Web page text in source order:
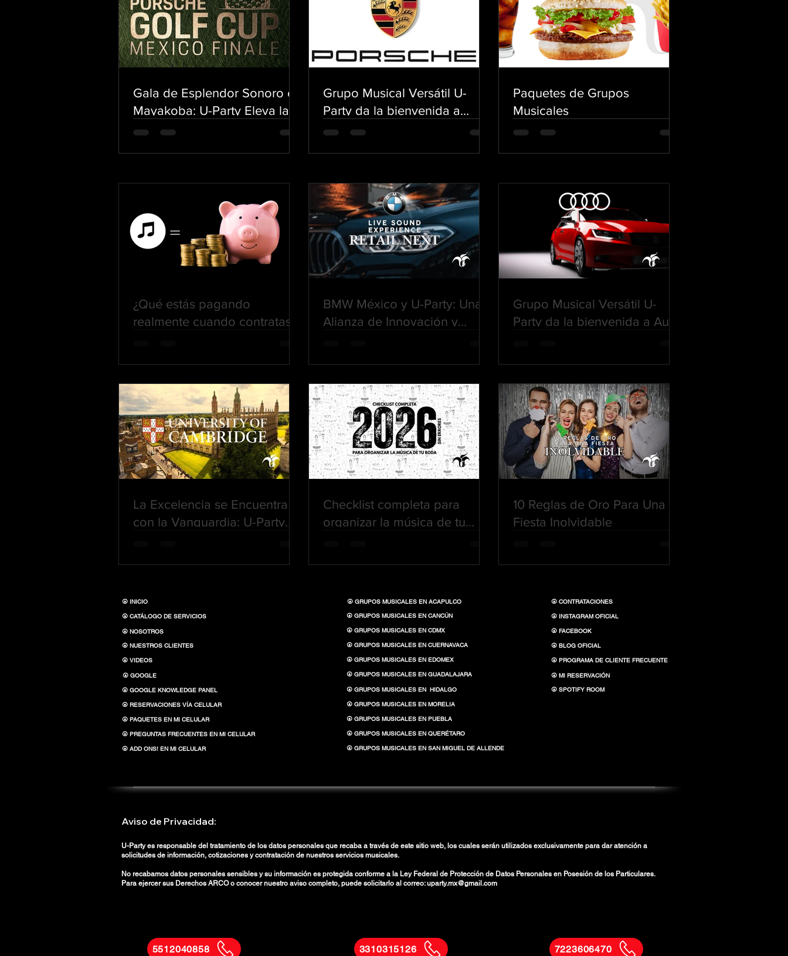
Gala de Esplendor Sonoro en
Mayakoba: U-Party Eleva la
Premiación de la Copa
Grupo Musical Versátil U-
Party da la bienvenida a
Porsche México
Paquetes de Grupos
Musicales
¿Qué estás pagando
realmente cuando contratas
BMW México y U-Party: Una
Alianza de Innovación y
Grupo Musical Versátil U-
Party da la bienvenida a Audi
La Excelencia se Encuentra
con la Vanguardia: U-Party
Checklist completa para
organizar la música de tu
10 Reglas de Oro Para Una
Fiesta Inolvidable
⦿ INICIO
⦿ CATÁLOGO DE SERVICIOS
⦿ NOSOTROS
⦿ NUESTROS CLIENTES
⦿ VIDEOS
⦿ GOOGLE
⦿ GOOGLE KNOWLEDGE PANEL
⦿ RESERVACIONES VÍA CELULAR
⦿ PAQUETES EN MI CELULAR
⦿ PREGUNTAS FRECUENTES EN MI CELULAR
⦿ ADD ONS! EN MI CELULAR
⦿ GRUPOS MUSICALES EN ACAPULCO
⦿ GRUPOS MUSICALES EN CANCÚN
⦿ GRUPOS MUSICALES EN CDMX
⦿ GRUPOS MUSICALES EN CUERNAVACA
⦿ GRUPOS MUSICALES EN EDOMEX
⦿ GRUPOS MUSICALES EN GUADALAJARA
⦿ CONTRATACIONES
⦿ INSTAGRAM OFICIAL
⦿ FACEBOOK
⦿ BLOG OFICIAL
⦿ PROGRAMA DE CLIENTE FRECUENTE
⦿ MI RESERVACIÓN
⦿ GRUPOS MUSICALES EN HIDALGO
⦿ GRUPOS MUSICALES EN MORELIA
⦿ GRUPOS MUSICALES EN PUEBLA
⦿ GRUPOS MUSICALES EN QUERÉTARO
⦿ GRUPOS MUSICALES EN SAN MIGUEL DE ALLENDE
⦿ SPOTIFY ROOM
Aviso de Privacidad:
U-Party es responsable del tratamiento de los datos personales que recaba a través de este sitio web, los cuales serán utilizados exclusivamente para dar atención a
solicitudes de información, cotizaciones y contratación de nuestros servicios musicales.
No recabamos datos personales sensibles y su información es protegida conforme a la Ley Federal de Protección de Datos Personales en Posesión de los Particulares.
Para ejercer sus Derechos ARCO o conocer nuestro aviso completo, puede solicitarlo al correo:uparty.mx@gmail.com
5512040858 3310315126 7223606470